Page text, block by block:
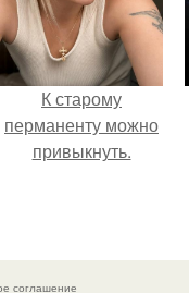
К старому
перманенту можно
привыкнуть.
соглашение